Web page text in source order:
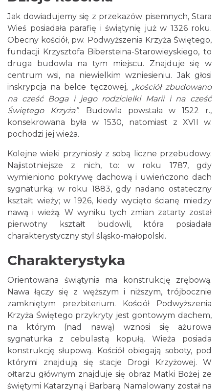
Jak dowiadujemy się z przekazów pisemnych, Stara
Wieś posiadała parafię i świątynię już w 1326 roku.
Obecny kościół, pw. Podwyższenia Krzyża Świętego,
fundacji Krzysztofa Bibersteina-Starowieyskiego, to
druga budowla na tym miejscu. Znajduje się w
centrum wsi, na niewielkim wzniesieniu. Jak głosi
inskrypcja na belce tęczowej, „kościół zbudowano
na cześć Boga i jego rodzicielki Marii i na cześć
Świętego Krzyża”. Budowla powstała w 1522 r.,
konsekrowana była w 1530, natomiast z XVII w.
pochodzi jej wieża.
Kolejne wieki przyniosły z sobą liczne przebudowy.
Najistotniejsze z nich, to: w roku 1787, gdy
wymieniono pokrywę dachową i uwieńczono dach
sygnaturką; w roku 1883, gdy nadano ostateczny
kształt wieży; w 1926, kiedy wycięto ścianę miedzy
nawą i wieżą. W wyniku tych zmian zatarty został
pierwotny kształt budowli, która posiadała
charakterystyczny styl śląsko-małopolski.
Charakterystyka
Orientowana świątynia ma konstrukcję zrębową.
Nawa łączy się z węższym i niższym, trójbocznie
zamkniętym prezbiterium. Kościół Podwyższenia
Krzyża Świętego przykryty jest gontowym dachem,
na którym (nad nawą) wznosi się ażurowa
sygnaturka z cebulastą kopułą. Wieża posiada
konstrukcję słupową. Kościół obiegają soboty, pod
którymi znajdują się stacje Drogi Krzyżowej. W
ołtarzu głównym znajduje się obraz Matki Bożej ze
świętymi Katarzyną i Barbarą. Namalowany został na